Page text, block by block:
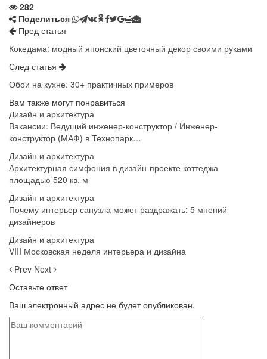
282
Поделиться
Пред статья
Кокедама: модный японский цветочный декор своими руками
След статья
Обои на кухне: 30+ практичных примеров
Вам также могут понравиться
Дизайн и архитектура
Вакансии: Ведущий инженер-конструктор / Инженер-
конструктор (МАФ) в Технопарк…
Дизайн и архитектура
Архитектурная симфония в дизайн-проекте коттеджа
площадью 520 кв. м
Дизайн и архитектура
Почему интерьер санузла может раздражать: 5 мнений
дизайнеров
Дизайн и архитектура
VIII Московская неделя интерьера и дизайна
Prev Next
Оставьте ответ
Ваш электронный адрес не будет опубликован.